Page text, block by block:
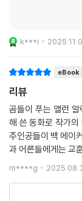
k***i
eBook
리뷰
곰돌이 푸는 앨런
해 쓴 동화로 작가
주인공들이 백 에이
과 어른들에게는 교
m****g